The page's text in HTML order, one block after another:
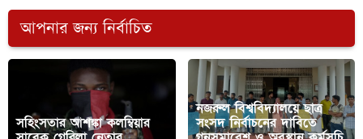
আপনার জন্য নির্বাচিত
সহিংসতার আশঙ্কা কলম্বিয়ার
নজরুল বিশ্ববিদ্যালয়ে ছাত্র
সংসদ নির্বাচনের দাবিতে